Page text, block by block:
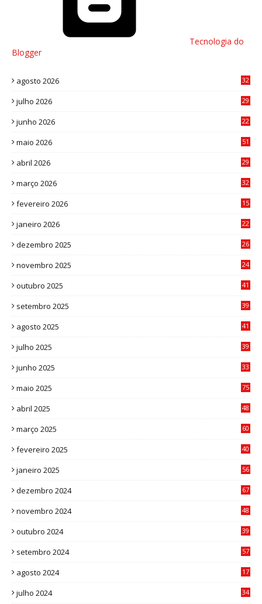
Tecnologia do
Blogger
agosto 2026 32
julho 2026
29
junho 2026
22
maio 2026
51
abril 2026
29
março 2026
32
fevereiro 2026
15
janeiro 2026
22
dezembro 2025
26
novembro 2025
24
outubro 2025
41
setembro 2025
39
agosto 2025
41
julho 2025
39
junho 2025
33
maio 2025 75
abril 2025
48
março 2025
60
fevereiro 2025
40
janeiro 2025
56
dezembro 2024
67
novembro 2024
48
outubro 2024
39
setembro 2024
57
agosto 2024
17
julho 2024
34